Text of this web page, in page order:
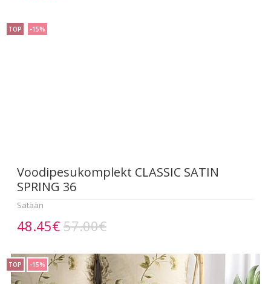
TOP -15%
Voodipesukomplekt CLASSIC SATIN
SPRING 36
Satään
48.45€ 57.00€
TOP -15%